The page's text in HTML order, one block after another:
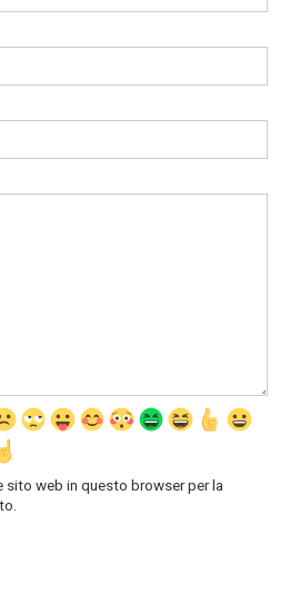
sito web in questo browser per la